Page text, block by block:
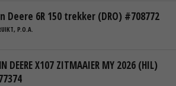
Deere 6R 150 trekker (DRO) #708772
P.O.A.
DEERE X107 ZITMAAIER MY 2026 (HIL)